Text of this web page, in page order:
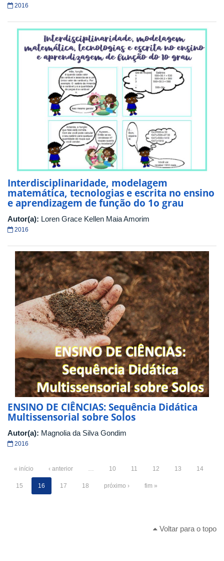
2016
Interdisciplinaridade, modelagem
matemática, tecnologias e escrita no ensino
e aprendizagem de função do 1o grau
Autor(a): Loren Grace Kellen Maia Amorim
2016
ENSINO DE CIÊNCIAS: Sequência Didática
Multissensorial sobre Solos
Autor(a): Magnolia da Silva Gondim
2016
« início ‹ anterior … 10 11 12 13 14
15 16 17 18 próximo › fim »
Voltar para o topo